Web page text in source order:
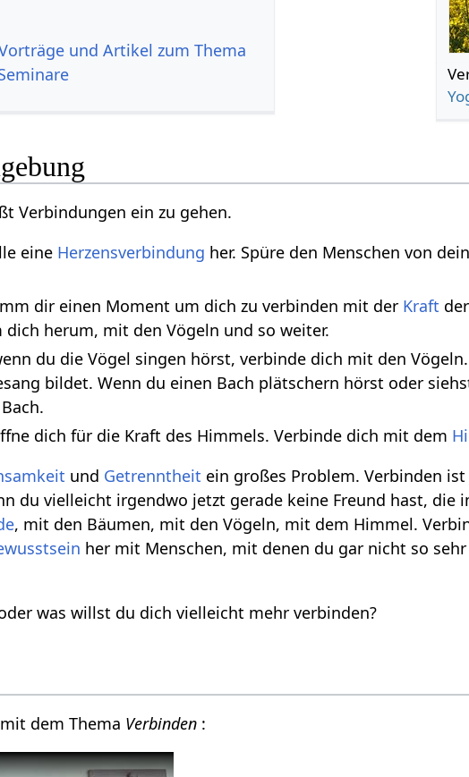
und Artikel zum Thema
Verbindungen ein zu gehen.
eine Herzensverbindung her. Spüre den Menschen von
dir einen Moment um dich zu verbinden mit der Kraft
dich herum, mit den Vögeln und so weiter.
du die Vögel singen hörst, verbinde dich mit den
bildet. Wenn du einen Bach plätschern hörst oder
dich für die Kraft des Himmels. Verbinde dich mit dem
und Getrenntheit ein großes Problem. Verbinden
du vielleicht irgendwo jetzt gerade keine Freund hast, die
, mit den Bäumen, mit den Vögeln, mit dem Himmel.
her mit Menschen, mit denen du gar nicht so
was willst du dich vielleicht mehr verbinden?
dem Thema Verbinden :